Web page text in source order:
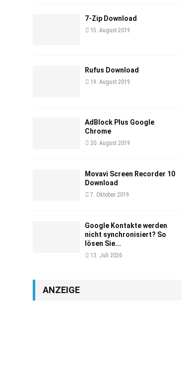
7-Zip Download
15. August 2019
Rufus Download
19. August 2019
AdBlock Plus Google
Chrome
20. August 2019
Movavi Screen Recorder 10
Download
7. Oktober 2019
Google Kontakte werden
nicht synchronisiert? So
lösen Sie...
13. Juli 2026
ANZEIGE